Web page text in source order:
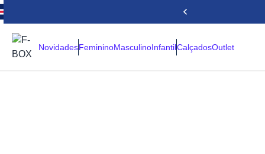
NovidadesFemininoMasculinoInfantilCalçadosOutlet